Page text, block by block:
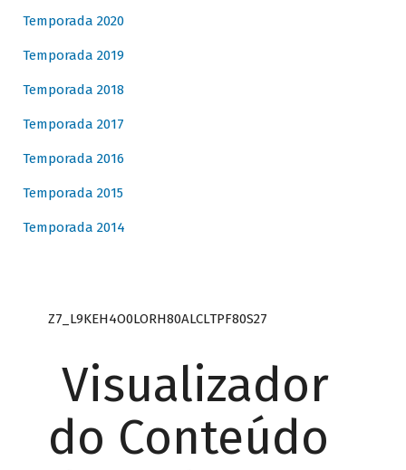
Temporada 2020
Temporada 2019
Temporada 2018
Temporada 2017
Temporada 2016
Temporada 2015
Temporada 2014
Z7_L9KEH4O0LORH80ALCLTPF80S27
Visualizador
do Conteúdo